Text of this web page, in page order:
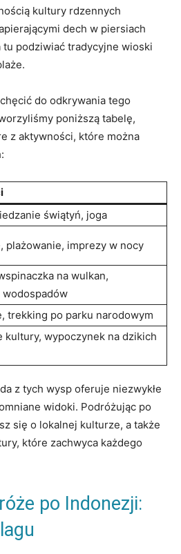
kultury rdzennych
dech w piersiach
tu podziwiać tradycyjne wioski
‌do odkrywania tego
poniższą tabelę,
z aktywności, które można
‍świątyń, joga
plażowanie, imprezy ​w nocy
na wulkan,
trekking po parku narodowym
kultury, wypoczynek na dzikich
z tych wysp ​oferuje niezwykłe
widoki. Podróżując po
się o lokalnej kulturze, a ​także
które zachwyca każdego
po Indonezji: